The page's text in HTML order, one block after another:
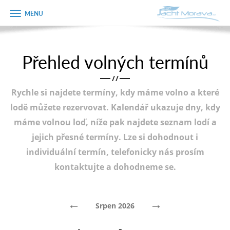
Úvodní strana
Plán plavby
Tipy na výlet
Fotogalerie
Zobrazit
menu
Přehled volných termínů
/ /
Rychle si najdete termíny, kdy máme volno a které
lodě můžete rezervovat. Kalendář ukazuje dny, kdy
máme volnou loď, níže pak najdete seznam lodí a
jejich přesné termíny. Lze si dohodnout i
individuální termín, telefonicky nás prosím
kontaktujte a dohodneme se.
← Srpen 2026 →
Objednávka
dárkového
Jméno
Telefon
E-mail